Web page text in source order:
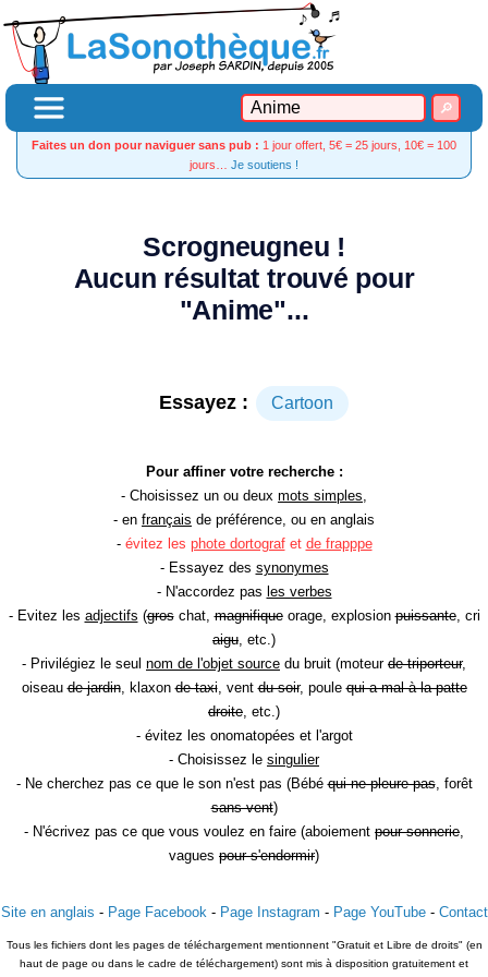
Faites un don pour naviguer sans pub : 1 jour offert, 5€ = 25 jours, 10€ = 100
jours… Je soutiens !
Scrogneugneu !
Aucun résultat trouvé pour
"Anime"...
Essayez : Cartoon
Pour affiner votre recherche :
- Choisissez un ou deux mots simples,
- en français de préférence, ou en anglais
- évitez les phote dortografet de frapppe
- Essayez des synonymes
- N'accordez pas les verbes
- Evitez les adjectifs (groschat,magnifiqueorage, explosionpuissante, cri
aigu, etc.)
- Privilégiez le seul nom de l'objet source du bruit (moteur de triporteur,
oiseaude jardin, klaxonde taxi, ventdu soir, poulequi a mal à la patte
droite, etc.)
- évitez les onomatopées et l'argot
- Choisissez le singulier
- Ne cherchez pas ce que le son n'est pas (Bébéqui ne pleure pas, forêt
sans vent)
- N'écrivez pas ce que vous voulez en faire (aboiement pour sonnerie,
vagues pour s'endormir)
Site en anglais - Page Facebook- Page Instagram - Page YouTube- Contact
Tous les fichiers dont les pages de téléchargement mentionnent "Gratuit et Libre de droits" (en
haut de page ou dans le cadre de téléchargement) sont mis à disposition gratuitement et